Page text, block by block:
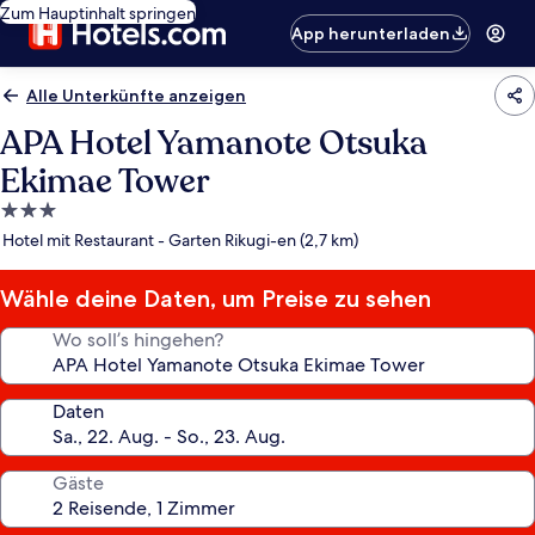
Zum Hauptinhalt springen
App herunterladen
Alle Unterkünfte anzeigen
APA Hotel Yamanote Otsuka
Ekimae Tower
3.0-
Sterne-
Hotel mit Restaurant - Garten Rikugi-en (2,7 km)
Wähle deine Daten, um Preise zu sehen
Wo soll’s hingehen?
Daten
Gäste